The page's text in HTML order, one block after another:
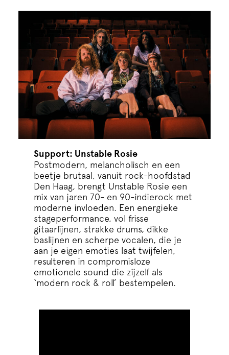
Support: Unstable Rosie
Postmodern, melancholisch en een
beetje brutaal, vanuit rock-hoofdstad
Den Haag, brengt Unstable Rosie een
mix van jaren 70- en 90-indierock met
moderne invloeden. Een energieke
stageperformance, vol frisse
gitaarlijnen, strakke drums, dikke
baslijnen en scherpe vocalen, die je
aan je eigen emoties laat twijfelen,
resulteren in compromisloze
emotionele sound die zijzelf als
‘modern rock & roll’ bestempelen.